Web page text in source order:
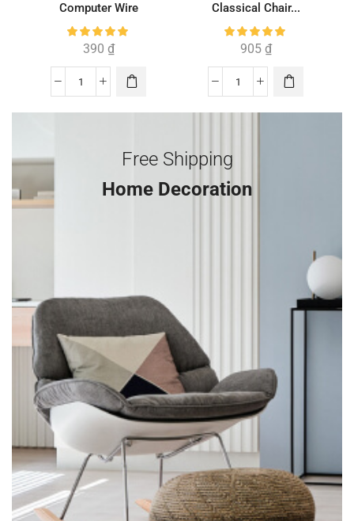
Computer Wire
390 ₫
Classical Chair...
905 ₫
Free Shipping
Home Decoration